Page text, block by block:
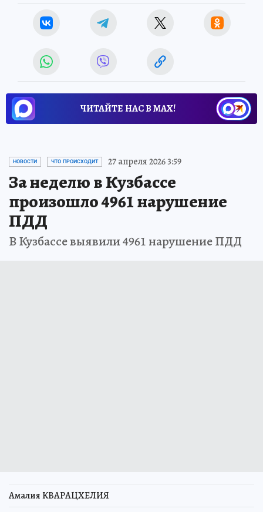
ЧИТАЙТЕ НАС В МАХ!
НОВОСТИ ЧТО ПРОИСХОДИТ 27 апреля 2026 3:59
За неделю в Кузбассе
произошло 4961 нарушение
ПДД
В Кузбассе выявили 4961 нарушение ПДД
Амалия КВАРАЦХЕЛИЯ